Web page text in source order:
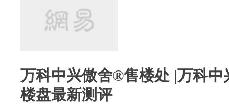
万科中兴傲舍®售楼处 |万科中
楼盘最新测评